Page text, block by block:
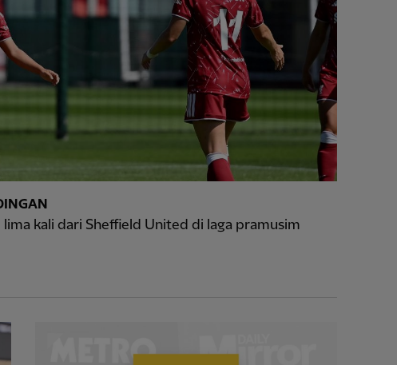
lima kali dari Sheffield United di laga pramusim